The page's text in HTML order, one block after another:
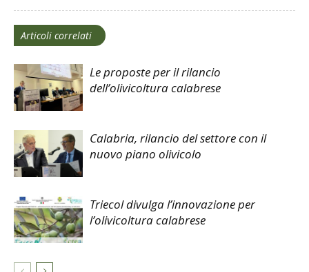
Articoli correlati
Le proposte per il rilancio
dell’olivicoltura calabrese
Calabria, rilancio del settore con il
nuovo piano olivicolo
Triecol divulga l’innovazione per
l’olivicoltura calabrese